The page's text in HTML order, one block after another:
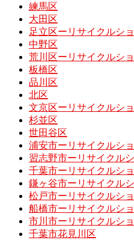
練馬区
大田区
足立区ーリサイクルシ
中野区
荒川区ーリサイクルシ
板橋区
品川区
北区
文京区ーリサイクルシ
杉並区
世田谷区
浦安市ーリサイクルシ
習志野市ーリサイクル
千葉市ーリサイクルシ
鎌ヶ谷市ーリサイクル
松戸市ーリサイクルシ
船橋市ーリサイクルシ
市川市ーリサイクルシ
千葉市花見川区